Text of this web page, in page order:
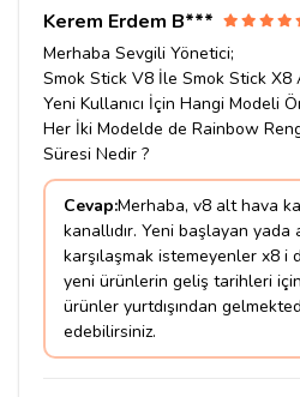
Kerem Erdem B***
Merhaba Sevgili Yönetici;
Smok Stick V8 İle Smok Stick X8
Yeni Kullanıcı İçin Hangi Modeli
Her İki Modelde de Rainbow
Süresi Nedir ?
Cevap:Merhaba, v8 alt hava
kanallıdır. Yeni başlayan yada
karşılaşmak istemeyenler x8 i
yeni ürünlerin geliş tarihleri
ürünler yurtdışından
edebilirsiniz.